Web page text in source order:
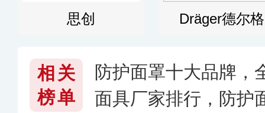
思创 Dräger德尔格
相关
榜单
防护面罩十大品牌，
面具厂家排行，防护